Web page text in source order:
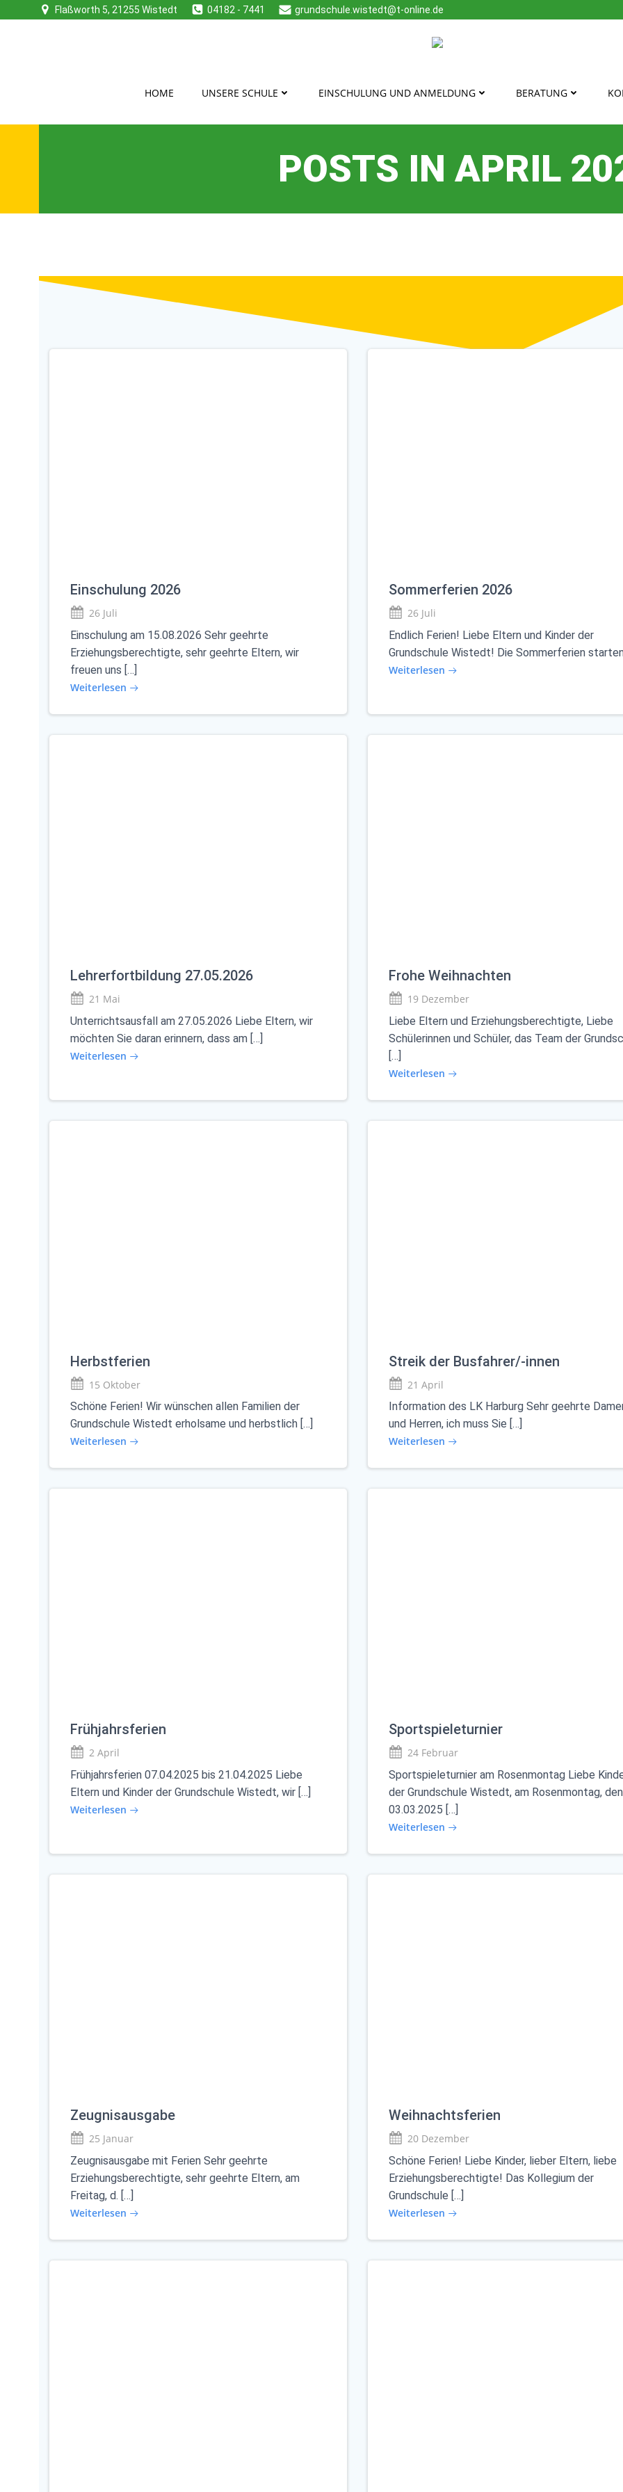
Inhalt
Flaßworth 5, 21255 Wistedt 04182 - 7441 grundschule.wistedt@t-online.de
HOME UNSERE SCHULE EINSCHULUNG UND ANMELDUNG BERATUNG
POSTS IN APRIL
Einschulung 2026
26 Juli
Einschulung am 15.08.2026 Sehr geehrte
Erziehungsberechtigte, sehr geehrte Eltern, wir
freuen uns […]
Weiterlesen
Sommerferien 2026
26 Juli
Endlich Ferien! Liebe Eltern und Kinder der
Grundschule Wistedt! Die Sommerferien
Weiterlesen
Lehrerfortbildung 27.05.2026
21 Mai
Unterrichtsausfall am 27.05.2026 Liebe Eltern, wir
möchten Sie daran erinnern, dass am […]
Weiterlesen
Frohe Weihnachten
19 Dezember
Liebe Eltern und Erziehungsberechtigte, Liebe
Schülerinnen und Schüler, das Team der
[…]
Weiterlesen
Herbstferien
15 Oktober
Schöne Ferien! Wir wünschen allen Familien der
Grundschule Wistedt erholsame und herbstlich […]
Weiterlesen
Streik der Busfahrer/-innen
21 April
Information des LK Harburg Sehr geehrte
und Herren, ich muss Sie […]
Weiterlesen
Frühjahrsferien
2 April
Frühjahrsferien 07.04.2025 bis 21.04.2025 Liebe
Eltern und Kinder der Grundschule Wistedt, wir […]
Weiterlesen
Sportspieleturnier
24 Februar
Sportspieleturnier am Rosenmontag Liebe
der Grundschule Wistedt, am Rosenmontag, den
03.03.2025 […]
Weiterlesen
Zeugnisausgabe
25 Januar
Zeugnisausgabe mit Ferien Sehr geehrte
Erziehungsberechtigte, sehr geehrte Eltern, am
Freitag, d. […]
Weiterlesen
Weihnachtsferien
20 Dezember
Schöne Ferien! Liebe Kinder, lieber Eltern, liebe
Erziehungsberechtigte! Das Kollegium der
Grundschule […]
Weiterlesen